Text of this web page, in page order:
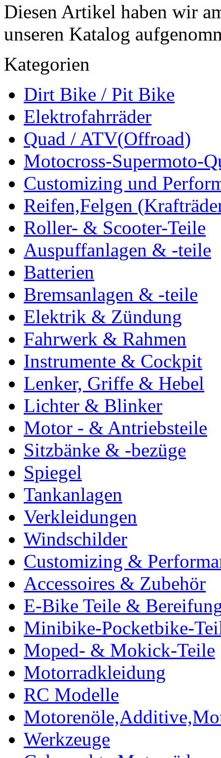
Diesen Artikel haben wir
unseren Katalog
Kategorien
Dirt Bike / Pit Bike
Elektrofahrräder
Quad / ATV(Offroad)
Motocross-Supermoto-
Customizing und
Reifen,Felgen
Roller- & Scooter-Teile
Auspuffanlagen & -teile
Batterien
Bremsanlagen & -teile
Elektrik & Zündung
Fahrwerk & Rahmen
Instrumente & Cockpit
Lenker, Griffe & Hebel
Lichter & Blinker
Motor - & Antriebsteile
Sitzbänke & -bezüge
Spiegel
Tankanlagen
Verkleidungen
Windschilder
Customizing &
Accessoires & Zubehör
E-Bike Teile &
Minibike-Pocketbike-
Moped- & Mokick-Teile
Motorradkleidung
RC Modelle
Werkzeuge